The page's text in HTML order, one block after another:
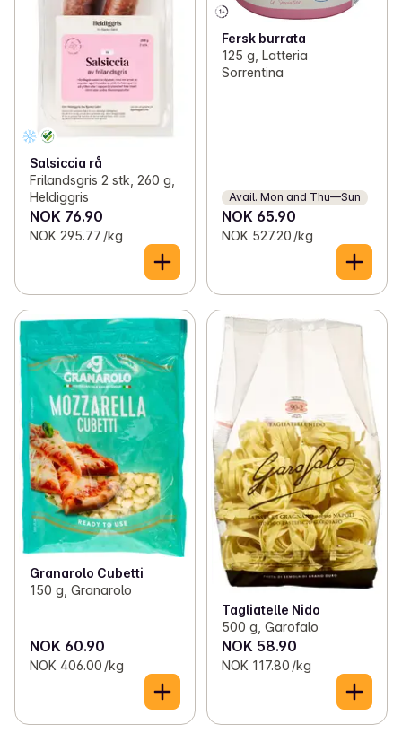
Salsiccia rå
Frilandsgris 2 stk, 260 g,
Heldiggris
NOK 76.90
NOK 295.77 /kg
Fersk burrata
125 g, Latteria
Sorrentina
Avail. Mon and Thu—Sun
NOK 65.90
NOK 527.20 /kg
Granarolo Cubetti
150 g, Granarolo
NOK 60.90
NOK 406.00 /kg
Tagliatelle Nido
500 g, Garofalo
NOK 58.90
NOK 117.80 /kg